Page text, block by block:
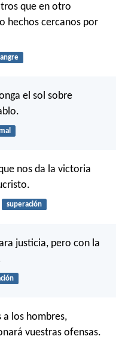
que en otro
hechos cercanos por
el sol sobre
nos da la victoria
superación
justicia, pero con la
a los hombres,
vuestras ofensas.